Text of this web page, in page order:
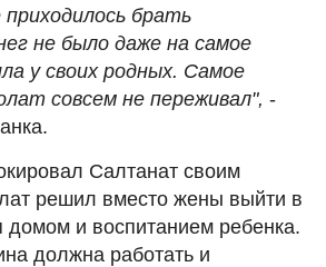
приходилось брать
не было даже на самое
у своих родных. Самое
совсем не переживал", -
Салтанат своим
решил вместо жены выйти в
домом и воспитанием ребенка.
должна работать и